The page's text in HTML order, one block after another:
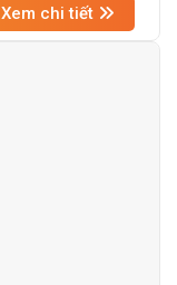
Xem chi tiết